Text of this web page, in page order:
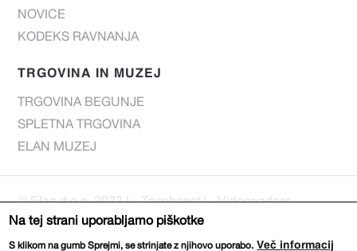
NOVICE
KODEKS RAVNANJA
TRGOVINA IN MUZEJ
TRGOVINA BEGUNJE
SPLETNA TRGOVINA
ELAN MUZEJ
© Elan d.o.o. 2022 | Zasebnost| Videonadzor
Web page: DIZAJN IZVEDBA
Na tej strani uporabljamo piškotke
S klikom na gumb Sprejmi, se strinjate z njihovo uporabo. Več informacij